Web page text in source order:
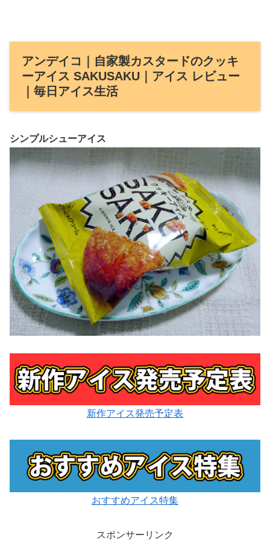
アンデイコ｜自家製カスタードのクッキ
ーアイス SAKUSAKU｜アイス レビュー
｜毎日アイス生活
シンプルシューアイス
新作アイス発売予定表
おすすめアイス特集
スポンサーリンク